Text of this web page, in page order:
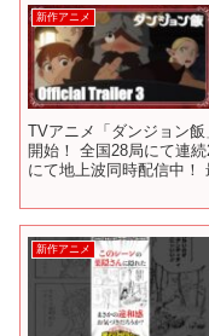
新作アニメ
TVアニメ「ダンジョン
開始！ 全国28局にて連
にて地上波同時配信中
新作アニメ